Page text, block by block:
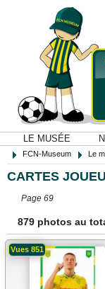
LE MUSÉE
FCN-Museum Le
CARTES
Page 69
879 photos au
Vues 851